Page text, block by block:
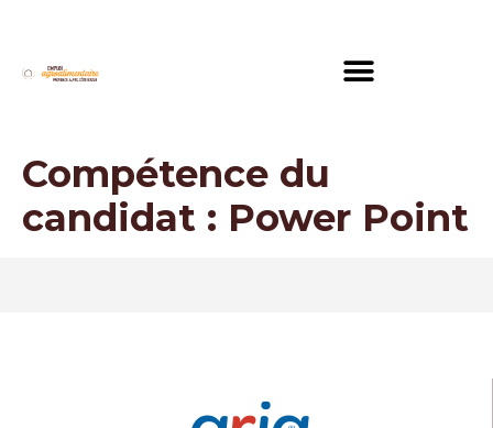
Compétence du
candidat : Power Point